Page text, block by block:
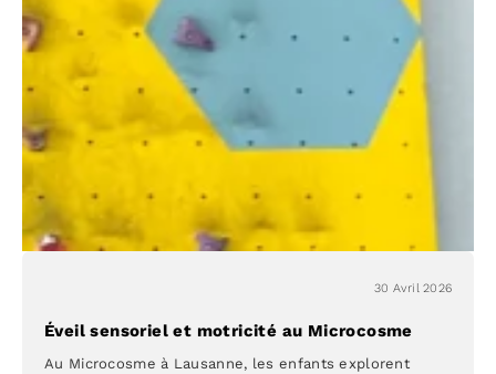
30 Avril 2026
Éveil sensoriel et motricité au Microcosme
Au Microcosme à Lausanne, les enfants explorent